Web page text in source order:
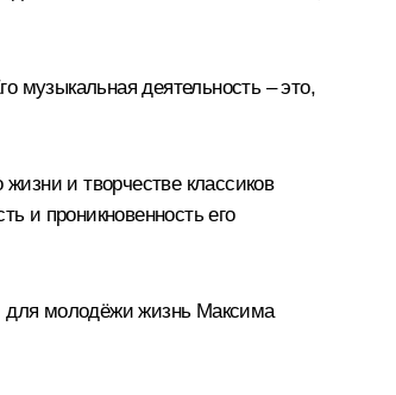
музыкальная деятельность – это,
и творчестве классиков
и проникновенность его
для молодёжи жизнь Максима